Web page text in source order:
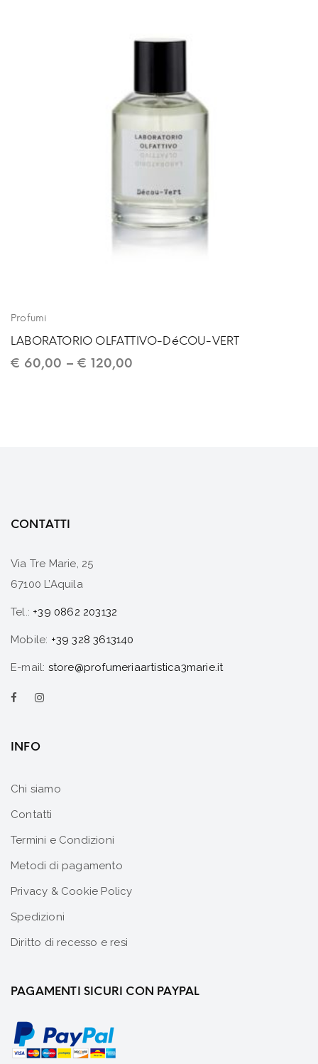
Profumi
LABORATORIO OLFATTIVO-DéCOU-VERT
€ 60,00 –€ 120,00
CONTATTI
Via Tre Marie, 25
67100 L’Aquila
Tel.: +39 0862 203132
Mobile: +39 328 3613140
E-mail: store@profumeriaartistica3marie.it
INFO
Chi siamo
Contatti
Termini e Condizioni
Metodi di pagamento
Privacy & Cookie Policy
Spedizioni
Diritto di recesso e resi
PAGAMENTI SICURI CON PAYPAL